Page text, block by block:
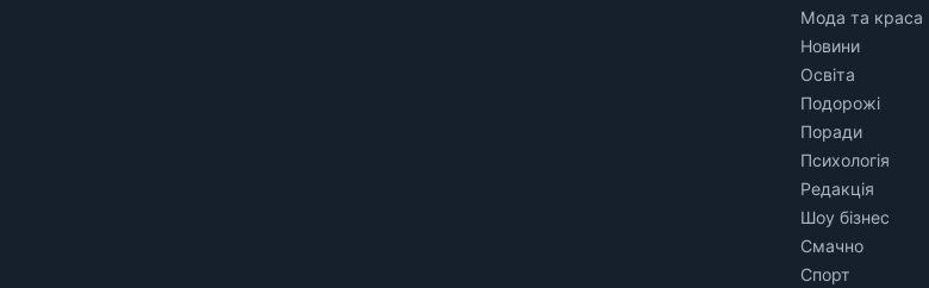
Мода та краса
Новини
Освіта
Подорожі
Поради
Психологія
Редакція
Шоу бізнес
Смачно
Спорт